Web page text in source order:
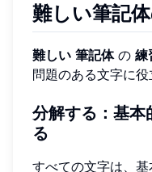
難しい筆記
難しい 筆記体の 練
問題のある文字に役
分解する：基本
る
すべての文字は、